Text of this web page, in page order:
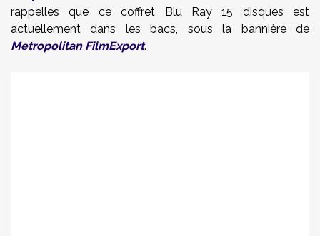
rappelles que ce coffret Blu Ray 15 disques est
actuellement dans les bacs, sous la bannière de
Metropolitan FilmExport.